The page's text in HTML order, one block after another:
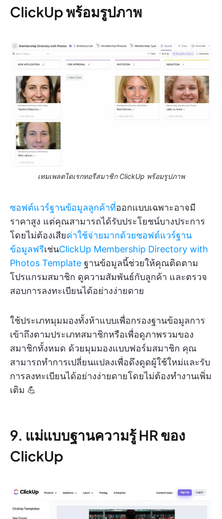
ClickUp พร้อมรูปภาพ
เทมเพลตไดเรกทอรีสมาชิก ClickUp พร้อมรูปภาพ
ซอฟต์แวร์ฐานข้อมูลลูกค้าที่ออกแบบเฉพาะอาจมี
ราคาสูง แต่คุณสามารถได้รับประโยชน์บางประการ
โดยไม่ต้องเสียค่าใช้จ่ายมากด้วยซอฟต์แวร์ฐาน
ข้อมูลฟรีเช่นClickUp Membership Directory with
Photos Template ฐานข้อมูลนี้ช่วยให้คุณติดตาม
โปรแกรมสมาชิก ดูความสัมพันธ์กับลูกค้า และตรวจ
สอบการลงทะเบียนได้อย่างง่ายดาย
ใช้ประเภทมุมมองทั้งห้าแบบเพื่อกรองฐานข้อมูลการ
เข้าถึงตามประเภทสมาชิกหรือเพื่อดูภาพรวมของ
สมาชิกทั้งหมด ด้วยมุมมองแบบฟอร์มสมาชิก คุณ
สามารถทำการเปลี่ยนแปลงเพื่อดึงดูดผู้ใช้ใหม่และรับ
การลงทะเบียนได้อย่างง่ายดายโดยไม่ต้องทำงานเพิ่ม
เติม 💪
9. แม่แบบฐานความรู้ HR ของ
ClickUp